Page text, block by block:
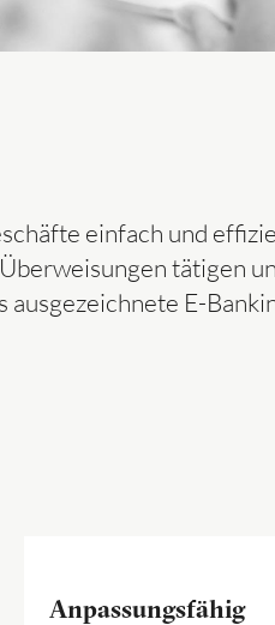
einfach und
tätigen
ausgezeichnete E-
Anpassungsfähig